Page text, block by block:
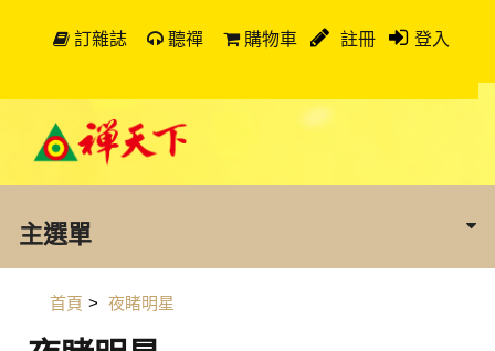
訂雜誌 聽禪 購物車 註冊 登入
主選單
首頁 > 夜睹明星